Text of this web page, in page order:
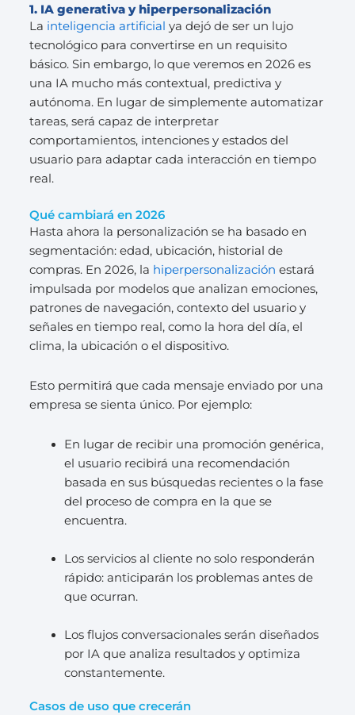
1. IA generativa y hiperpersonalización
La inteligencia artificial ya dejó de ser un lujo
tecnológico para convertirse en un requisito
básico. Sin embargo, lo que veremos en 2026 es
una IA mucho más contextual, predictiva y
autónoma. En lugar de simplemente automatizar
tareas, será capaz de interpretar
comportamientos, intenciones y estados del
usuario para adaptar cada interacción en tiempo
real.
Qué cambiará en 2026
Hasta ahora la personalización se ha basado en
segmentación: edad, ubicación, historial de
compras. En 2026, la hiperpersonalización estará
impulsada por modelos que analizan emociones,
patrones de navegación, contexto del usuario y
señales en tiempo real, como la hora del día, el
clima, la ubicación o el dispositivo.
Esto permitirá que cada mensaje enviado por una
empresa se sienta único. Por ejemplo:
En lugar de recibir una promoción genérica,
el usuario recibirá una recomendación
basada en sus búsquedas recientes o la fase
del proceso de compra en la que se
encuentra.
Los servicios al cliente no solo responderán
rápido: anticiparán los problemas antes de
que ocurran.
Los flujos conversacionales serán diseñados
por IA que analiza resultados y optimiza
constantemente.
Casos de uso que crecerán